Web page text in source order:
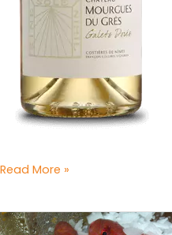
Read More »
Roasted